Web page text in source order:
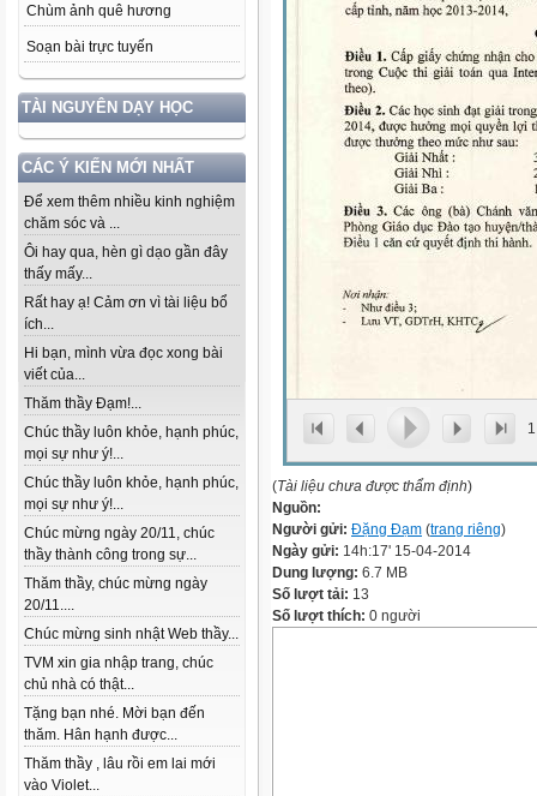
Chùm ảnh quê hương
Soạn bài trực tuyến
TÀI NGUYÊN DẠY HỌC
CÁC Ý KIẾN MỚI NHẤT
Để xem thêm nhiều kinh nghiệm
chăm sóc và ...
Ôi hay qua, hèn gì dạo gần đây
thấy mấy...
Rất hay ạ! Cảm ơn vì tài liệu bổ
ích...
Hi bạn, mình vừa đọc xong bài
viết của...
Thăm thầy Đạm!...
Chúc thầy luôn khỏe, hạnh phúc,
mọi sự như ý!...
Chúc thầy luôn khỏe, hạnh phúc,
mọi sự như ý!...
Chúc mừng ngày 20/11, chúc
thầy thành công trong sự...
Thăm thầy, chúc mừng ngày
20/11....
Chúc mừng sinh nhật Web thầy...
TVM xin gia nhập trang, chúc
chủ nhà có thật...
Tặng bạn nhé. Mời bạn đến
thăm. Hân hạnh được...
Thăm thầy , lâu rồi em lai mới
vào Violet...
1
(Tài liệu chưa được thẩm định)
Nguồn:
Người gửi: Đặng Đạm (trang riêng)
Ngày gửi: 14h:17' 15-04-2014
Dung lượng: 6.7 MB
Số lượt tải: 13
Số lượt thích: 0 người